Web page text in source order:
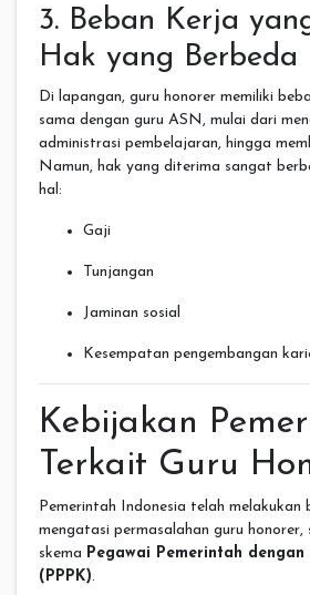
3. Beban Kerja
Hak yang Berbeda
Di lapangan, guru honorer memiliki
sama dengan guru ASN, mulai dari
administrasi pembelajaran, hingga
Namun, hak yang diterima sangat
hal:
Gaji
Tunjangan
Jaminan sosial
Kesempatan pengembangan
Kebijakan
Terkait Guru
Pemerintah Indonesia telah melakukan
mengatasi permasalahan guru honorer,
skema Pegawai Pemerintah
(PPPK).